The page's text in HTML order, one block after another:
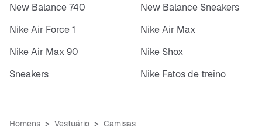
New Balance 740
New Balance Sneakers
Nike Air Force 1
Nike Air Max
Nike Air Max 90
Nike Shox
Sneakers
Nike Fatos de treino
Homens Vestuário Camisas